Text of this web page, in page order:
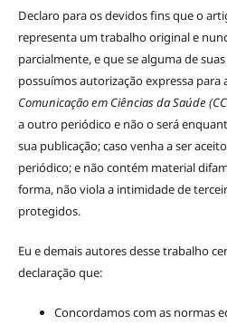
Declaro para os devidos fins que o
representa um trabalho original e
parcialmente, e que se alguma de
possuímos autorização expressa
Comunicação em Ciências da Saúde
a outro periódico e não o será
sua publicação; caso venha a ser
periódico; e não contém material
forma, não viola a intimidade de
protegidos.
Eu e demais autores desse trabalho
declaração que:
Concordamos com as normas